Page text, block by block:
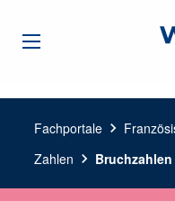
Fachportale chevron_right
Zahlen chevron_right Bruchzahlen